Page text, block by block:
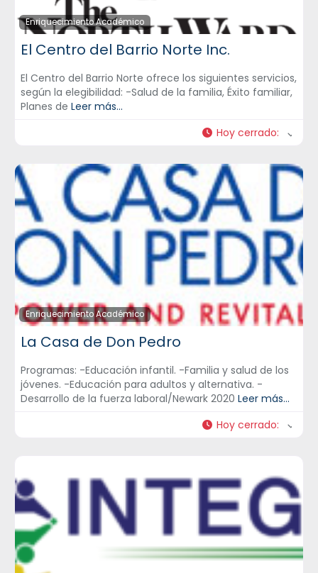
Enriquecimiento Académico
El Centro del Barrio Norte Inc.
El Centro del Barrio Norte ofrece los siguientes servicios,
según la elegibilidad: -Salud de la familia, Éxito familiar,
Planes de Leer más...
Hoy cerrado:
Enriquecimiento Académico
La Casa de Don Pedro
Programas: -Educación infantil. -Familia y salud de los
jóvenes. -Educación para adultos y alternativa. -
Desarrollo de la fuerza laboral/Newark 2020 Leer más...
Hoy cerrado: